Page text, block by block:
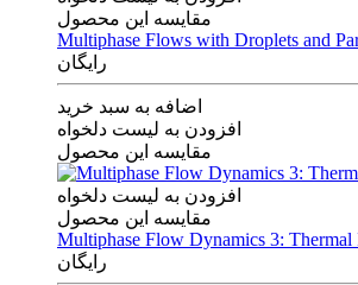
مقایسه این محصول
Multiphase Flows with Droplets and
رایگان
اضافه به سبد خرید
افزودن به لیست دلخواه
مقایسه این محصول
افزودن به لیست دلخواه
مقایسه این محصول
Multiphase Flow Dynamics 3: Thermal
رایگان